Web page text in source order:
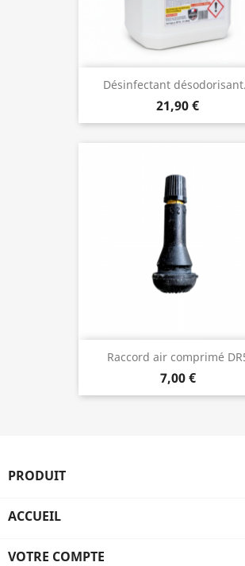
Désinfectant
21,90 €
Raccord air comprimé
7,00 €
PRODUIT
ACCUEIL
VOTRE COMPTE